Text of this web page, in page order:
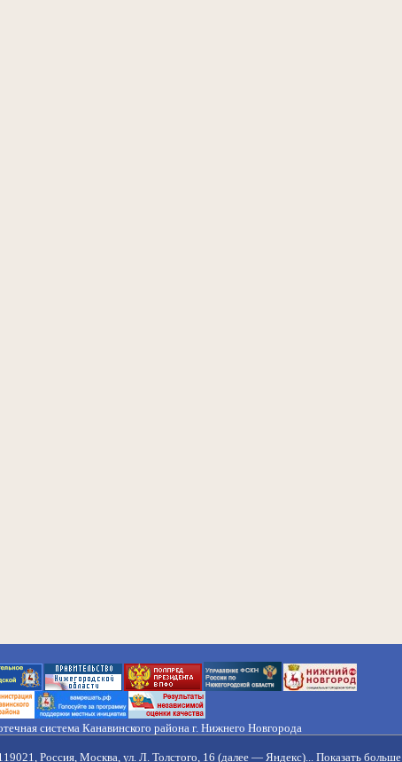
система Канавинского района г. Нижнего Новгорода
обработки персональных данных
Россия, Москва, ул. Л. Толстого, 16 (далее — Яндекс)... Показать больше